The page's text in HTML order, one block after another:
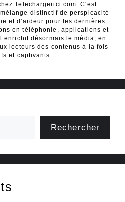
Telechargerici.com. C'est
distinctif de perspicacité
et d'ardeur pour les dernières
en téléphonie, applications et
enrichit désormais le média, en
lecteurs des contenus à la fois
et captivants.
Rechercher